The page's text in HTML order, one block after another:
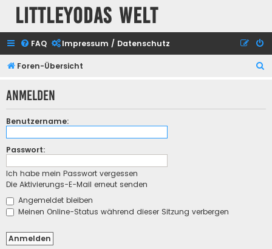
Littleyodas Welt
FAQ Impressum / Datenschutz
Foren-Übersicht
h
Anmelden
Benutzername:
Passwort:
Ich habe mein Passwort vergessen
Die Aktivierungs-E-Mail erneut senden
Angemeldet bleiben
Meinen Online-Status während dieser Sitzung verbergen